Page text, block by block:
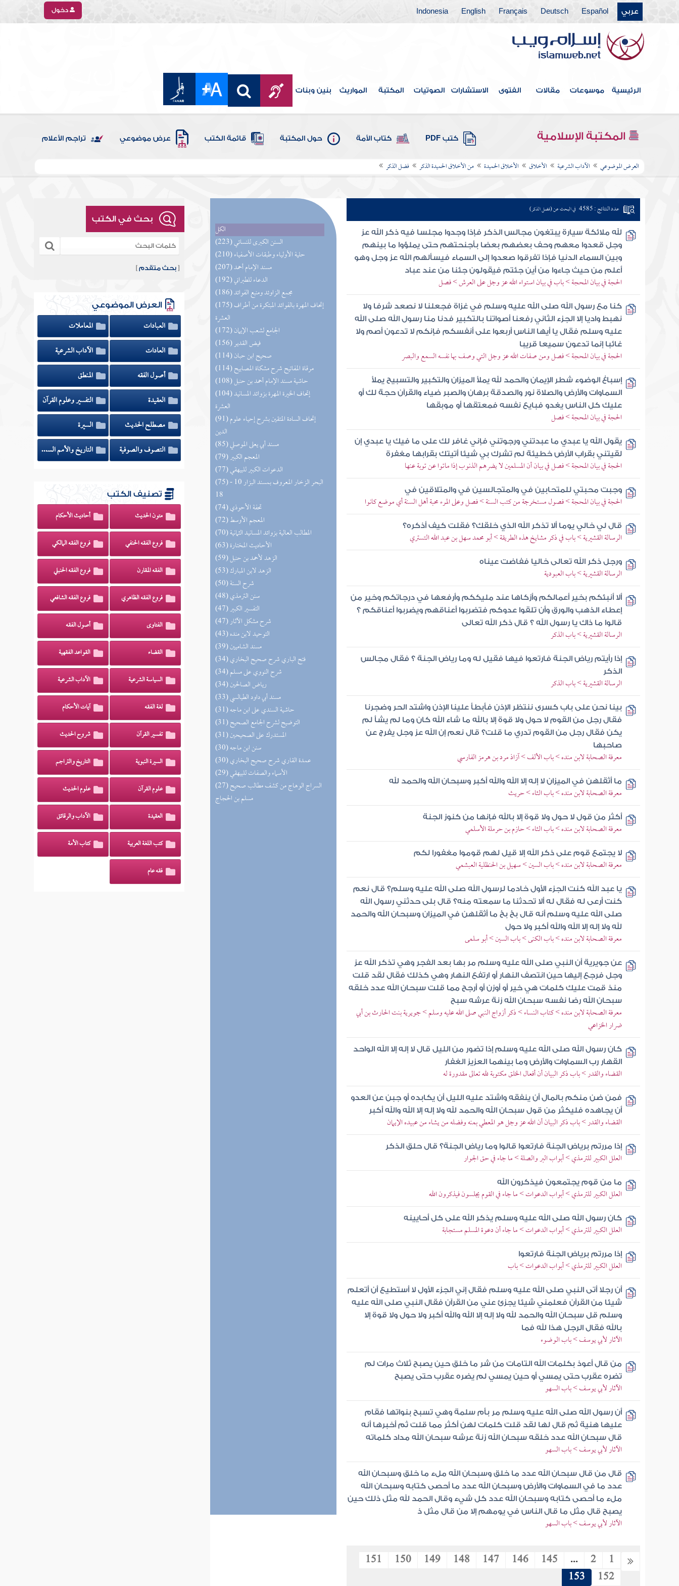
عربي Español
Deutsch
Français
English
Indonesia دخول
الرئيسية موسوعات مقالات الفتوى الاستشارات الصوتيات المكتبة المواريث بنين وبنات
المكتبة الإسلامية كتب PDF كتاب الأمة حول المكتبة قائمة الكتب عرض موضوعي تراجم الأعلام
العرض الموضوعي الآداب الشرعية الأخلاق الأخلاق الحميدة من الأخلاق الحميدة الذكر فضل الذكر
الكل
(223) السنن الكبرى للنسائي
(210) حلية الأولياء وطبقات الأصفياء
(207) مسند الإمام أحمد
(192) الدعاء للطبراني
(186) مجمع الزاوئد ومنبع الفوائد
(175) إتحاف المهرة بالفوائد المبتكرة من أطراف
العشرة
(172) الجامع لشعب الإيمان
(156) فيض القدير
(114) صحيح ابن حبان
(114) مرقاة المفاتيح شرح مشكاة المصابيح
(108) حاشية مسند الإمام أحمد بن حنبل
(104) إتحاف الخيرة المهرة بزوائد المسانيد
العشرة
(91) إتحاف السادة المتقين بشرح إحياء علوم
الدين
(85) مسند أبي يعلى الموصلي
(79) المعجم الكبير
(77) الدعوات الكبير للبيهقي
(75) البحر الزخار المعروف بمسند البزار 10 -
18
(74) تحفة الأحوذي
(72) المعجم الأوسط
(70) المطالب العالية بزوائد المسانيد الثمانية
(63) الأحاديث المختارة
(59) الزهد لأحمد بن حنبل
(53) الزهد لابن المبارك
(50) شرح السنة
(48) سنن الترمذي
(47) التفسير الكبير
(47) شرح مشكل الآثار
(43) التوحيد لابن منده
(39) مسند الشاميين
(34) فتح الباري شرح صحيح البخاري
(34) شرح النووي على مسلم
(34) رياض الصالحين
(33) مسند أبي داود الطيالسي
(31) حاشية السندي على ابن ماجه
(31) التوضيح لشرح الجامع الصحيح
(31) المستدرك على الصحيحين
(30) سنن ابن ماجه
(30) عمدة القاري شرح صحيح البخاري
(29) الأسماء والصفات للبيهقي
(27) السراج الوهاج من كشف مطالب صحيح
مسلم بن الحجاج
عدد النتائج : 4585 في البحث عن (فضل الذكر)
لله ملائكة سيارة يبتغون مجالس الذكر فإذا وجدوا مجلسا فيه ذكر الله عز
وجل قعدوا معهم وحف بعضهم بعضا بأجنحتهم حتى يملؤوا ما بينهم
وبين السماء الدنيا فإذا تفرقوا صعدوا إلى السماء فيسألهم الله عز وجل وهو
أعلم من حيث جاءوا من أين جئتم فيقولون جئنا من عند عباد
الحجة في بيان المحجة > باب في بيان استواء الله عز وجل على العرش > فصل
كنا مع رسول الله صلى الله عليه وسلم في غزاة فجعلنا لا نصعد شرفا ولا
نهبط واديا إلا الجزء الثاني رفعنا أصواتنا بالتكبير فدنا منا رسول الله صلى الله
عليه وسلم فقال يا أيها الناس أربعوا على أنفسكم فإنكم لا تدعون أصم ولا
غائبا إنما تدعون سميعا قريبا
الحجة في بيان المحجة > فصل ومن صفات الله عز وجل التي وصف بها نفسه السمع والبصر
إسباغ الوضوء شطر الإيمان والحمد لله يملأ الميزان والتكبير والتسبيح يملأ
السماوات والأرض والصلاة نور والصدقة برهان والصبر ضياء والقرآن حجة لك أو
عليك كل الناس يغدو فبايع نفسه فمعتقها أو موبقها
الحجة في بيان المحجة > فصل
يقول الله يا عبدي ما عبدتني ورجوتني فإني غافر لك على ما فيك يا عبدي إن
لقيتني بقراب الأرض خطيئة لم تشرك بي شيئا أتيتك بقرابها مغفرة
الحجة في بيان المحجة > فصل في بيان أن المسلمين لا يضرهم الذنوب إذا ماتوا عن توبة عنها
وجبت محبتي للمتحابين في والمتجالسين في والمتلاقين في
الحجة في بيان المحجة > فصول مستخرجة من كتب السنة > فصل وعلى المرء محبة أهل السنة أي موضع كانوا
قال لي خالي يوما ألا تذكر الله الذي خلقك؟ فقلت كيف أذكره؟
الرسالة القشيرية > باب في ذكر مشايخ هذه الطريقة > أبو محمد سهل بن عبد الله التستري
ورجل ذكر الله تعالى خاليا ففاضت عيناه
الرسالة القشيرية > باب العبودية
ألا أنبئكم بخير أعمالكم وأزكاها عند مليككم وأرفعها في درجاتكم وخير من
إعطاء الذهب والورق وأن تلقوا عدوكم فتضربوا أعناقهم ويضربوا أعناقكم ؟
قالوا ما ذاك يا رسول الله ؟ قال ذكر الله تعالى
الرسالة القشيرية > باب الذكر
إذا رأيتم رياض الجنة فارتعوا فيها فقيل له وما رياض الجنة ؟ فقال مجالس
الذكر
الرسالة القشيرية > باب الذكر
بينا نحن على باب كسرى ننتظر الإذن فأبطأ علينا الإذن واشتد الحر وضجرنا
فقال رجل من القوم لا حول ولا قوة إلا بالله ما شاء الله كان وما لم يشأ لم
يكن فقال رجل من القوم تدري ما قلت؟ قال نعم إن الله عز وجل يفرج عن
صاحبها
معرفة الصحابة لابن منده > باب الألف > آزاذ مرد بن هرمز الفارسي
ما أثقلهن في الميزان لا إله إلا الله والله أكبر وسبحان الله والحمد لله
معرفة الصحابة لابن منده > باب الثاء > حريث
أكثر من قول لا حول ولا قوة إلا بالله فإنها من كنوز الجنة
معرفة الصحابة لابن منده > باب الثاء > حازم بن حرملة الأسلمي
لا يجتمع قوم على ذكر الله إلا قيل لهم قوموا مغفورا لكم
معرفة الصحابة لابن منده > باب السين > سهيل بن الحنظلية العبشمي
يا عبد الله كنت الجزء الأول خادما لرسول الله صلى الله عليه وسلم؟ قال نعم
كنت أرعى له فقال له ألا تحدثنا ما سمعته منه؟ قال بلى حدثني رسول الله
صلى الله عليه وسلم أنه قال بخ بخ ما أثقلهن في الميزان وسبحان الله والحمد
لله ولا إله إلا الله والله أكبر ولا حول
معرفة الصحابة لابن منده > باب الكنى > باب السين > أبو سلمى
عن جويرية أن النبي صلى الله عليه وسلم مر بها بعد الفجر وهي تذكر الله عز
وجل فرجع إليها حين انتصف النهار أو ارتفع النهار وهي كذلك فقال لقد قلت
منذ قمت عليك كلمات هي خير أو أوزن أو أرجح مما قلت سبحان الله عدد خلقه
سبحان الله رضا نفسه سبحان الله زنة عرشه سبح
معرفة الصحابة لابن منده > كتاب النساء > ذكر أزواج النبي صلى الله عليه وسلم > جويرية بنت الحارث بن أبي
ضرار الخزاعي
كان رسول الله صلى الله عليه وسلم إذا تضور من الليل قال لا إله إلا الله الواحد
القهار رب السماوات والأرض وما بينهما العزيز الغفار
القضاء والقدر > باب ذكر البيان أن أفعال الخلق مكتوبة لله تعالى مقدورة له
فمن ضن منكم بالمال أن ينفقه واشتد عليه الليل أن يكابده أو جبن عن العدو
أن يجاهده فليكثر من قول سبحان الله والحمد لله ولا إله إلا الله والله أكبر
القضاء والقدر > باب ذكر البيان أن الله عز وجل هو المعطي بمنه وفضله من يشاء من عبيده الإيمان
إذا مررتم برياض الجنة فارتعوا قالوا وما رياض الجنة؟ قال حلق الذكر
العلل الكبير للترمذي > أبواب البر والصلة > ما جاء في حق الجوار
ما من قوم يجتمعون فيذكرون الله
العلل الكبير للترمذي > أبواب الدعوات > ما جاء في القوم يجلسون فيذكرون الله
كان رسول الله صلى الله عليه وسلم يذكر الله على كل أحايينه
العلل الكبير للترمذي > أبواب الدعوات > ما جاء أن دعوة المسلم مستجابة
إذا مررتم برياض الجنة فارتعوا
العلل الكبير للترمذي > أبواب الدعوات > باب
أن رجلا أتى النبي صلى الله عليه وسلم فقال إني الجزء الأول لا أستطيع أن أتعلم
شيئا من القرآن فعلمني شيئا يجزئ عني من القرآن فقال النبي صلى الله عليه
وسلم قل سبحان الله والحمد لله ولا إله إلا الله والله أكبر ولا حول ولا قوة إلا
بالله فقال الرجل هذا لله فما
الآثار لأبي يوسف > باب الوضوء
من قال أعوذ بكلمات الله التامات من شر ما خلق حين يصبح ثلاث مرات لم
تضره عقرب حتى يمسي أو حين يمسي لم يضره عقرب حتى يصبح
الآثار لأبي يوسف > باب السهو
أن رسول الله صلى الله عليه وسلم مر بأم سلمة وهي تسبح بنواتها فقام
عليها هنية ثم قال لها لقد قلت كلمات لهن أكثر مما قلت ثم أخبرها أنه
قال سبحان الله عدد خلقه سبحان الله زنة عرشه سبحان الله مداد كلماته
الآثار لأبي يوسف > باب السهو
قال من قال سبحان الله عدد ما خلق وسبحان الله ملء ما خلق وسبحان الله
عدد ما في السماوات والأرض وسبحان الله عدد ما أحصى كتابه وسبحان الله
ملء ما أحصى كتابه وسبحان الله عدد كل شيء وقال الحمد لله مثل ذلك حين
يصبح قال مثل ما قال الناس في يومهم إلا من قال مثل ذ
الآثار لأبي يوسف > باب السهو
1
2
...
145
146
147
148
149
150
151
152
153
بحث في الكتب
[بحث متقدم ]
العرض الموضوعي
العبادات
المعاملات
العادات
الآداب الشرعية
أصول الفقه
المنطق
العقيدة
التفسير وعلوم القرآن
مصطلح الحديث
السيرة
التصوف والصوفية
التاريخ والأمم السابقة
تصنيف الكتب
متون الحديث أحاديث الأحكام
فروع الفقه الحنفي فروع الفقه المالكي
الفقه المقارن فروع الفقه الحنبلي
فروع الفقه الظاهري فروع الفقه الشافعي
الفتاوى أصول الفقه
القضاء القواعد الفقهية
السياسة الشرعية الآداب الشرعية
لغة الفقه آيات الأحكام
تفسير القرآن شروح الحديث
السيرة النبوية التاريخ والتراجم
علوم القرآن علوم الحديث
العقيدة الآداب والرقائق
كتب اللغة العربية كتاب الأمة
فقه عام